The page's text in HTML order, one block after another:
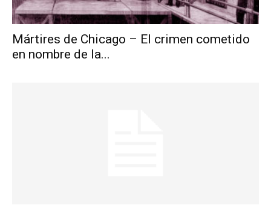
Mártires de Chicago – El crimen cometido
en nombre de la...